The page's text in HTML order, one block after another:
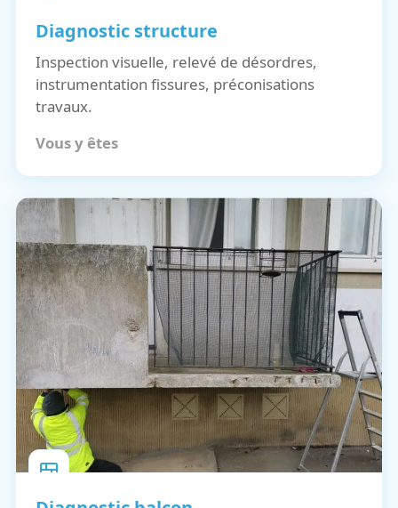
Diagnostic structure
Inspection visuelle, relevé de désordres,
instrumentation fissures, préconisations
travaux.
Vous y êtes